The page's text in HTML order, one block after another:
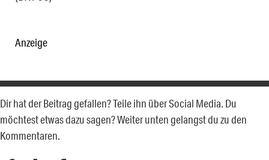
Anzeige
Dir hat der Beitrag gefallen? Teile ihn über Social Media. Du
möchtest etwas dazu sagen? Weiter unten gelangst du zu den
Kommentaren.